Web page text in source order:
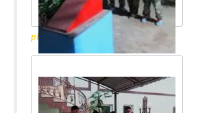
photo_2017-03-27_06-55-35